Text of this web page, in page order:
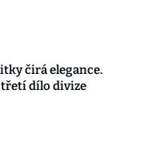
čirá elegance.
dílo divize